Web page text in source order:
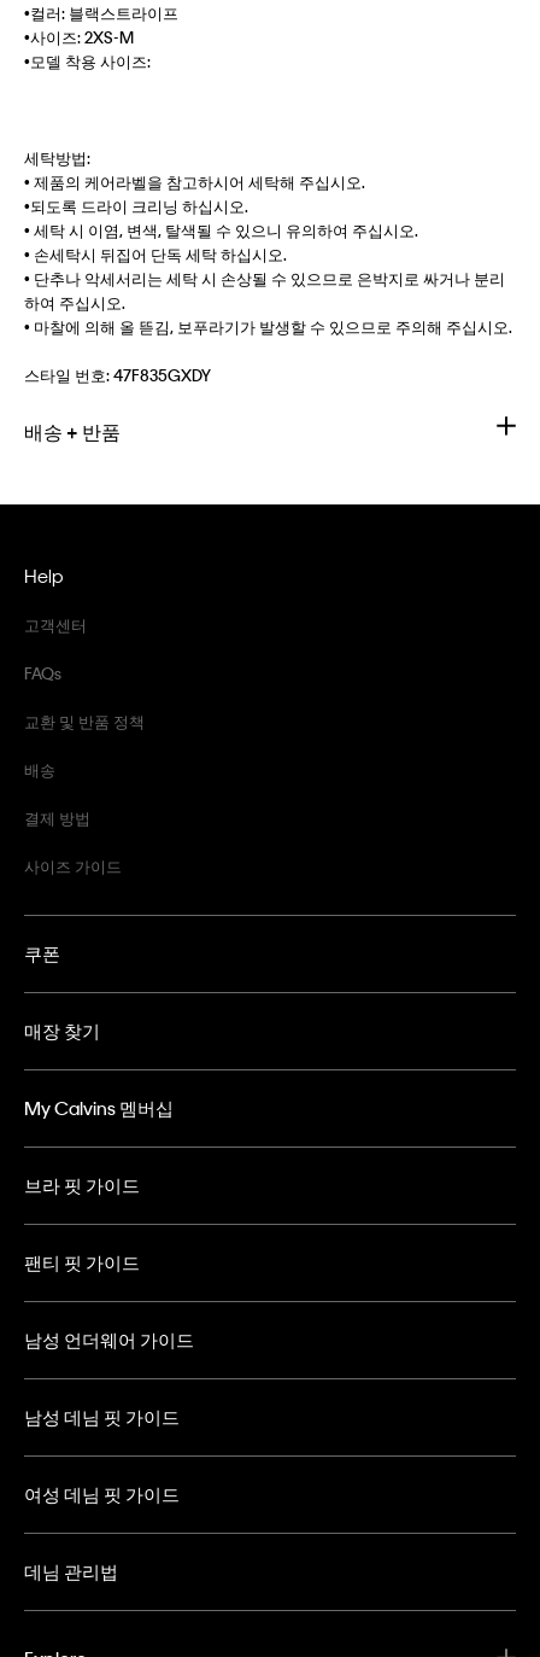
•컬러: 블랙스트라이프
•사이즈: 2XS-M
•모델 착용 사이즈:
세탁방법:
• 제품의 케어라벨을 참고하시어 세탁해 주십시오.
•되도록 드라이 크리닝 하십시오.
• 세탁 시 이염, 변색, 탈색될 수 있으니 유의하여 주십시오.
• 손세탁시 뒤집어 단독 세탁 하십시오.
• 단추나 악세서리는 세탁 시 손상될 수 있으므로 은박지로 싸거나 분리
하여 주십시오.
• 마찰에 의해 올 뜯김, 보푸라기가 발생할 수 있으므로 주의해 주십시오.
스타일 번호:47F835GXDY
배송 + 반품
Help
고객센터
FAQs
교환 및 반품 정책
배송
결제 방법
사이즈 가이드
쿠폰
매장 찾기
My Calvins 멤버십
브라 핏 가이드
팬티 핏 가이드
남성 언더웨어 가이드
남성 데님 핏 가이드
여성 데님 핏 가이드
데님 관리법